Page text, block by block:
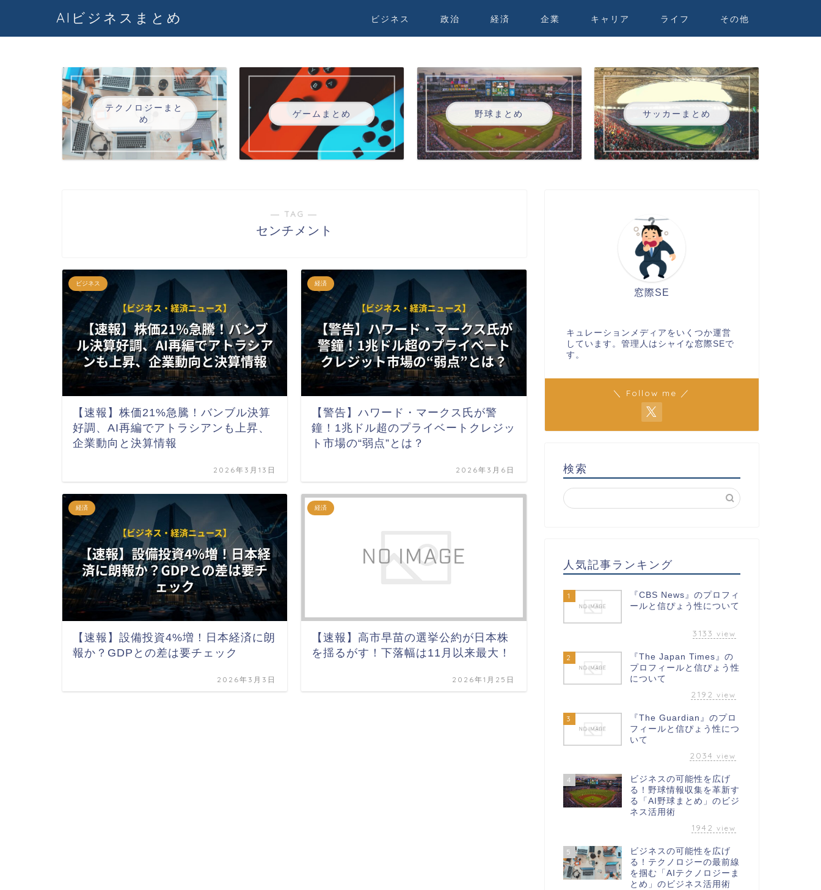
AIビジネスまとめ ビジネス 政治 経済 企業 キャリア ライフ その他
テクノロジーまと
め
ゲームまとめ 野球まとめ サッカーまとめ
― TAG ―
センチメント
ビジネス
【速報】株価21%急騰！バンブル決算
好調、AI再編でアトラシアンも上昇、
企業動向と決算情報
2026年3月13日
経済
【警告】ハワード・マークス氏が警
鐘！1兆ドル超のプライベートクレジッ
ト市場の“弱点”とは？
2026年3月6日
経済
【速報】設備投資4%増！日本経済に朗
報か？GDPとの差は要チェック
2026年3月3日
経済
【速報】高市早苗の選挙公約が日本株
を揺るがす！下落幅は11月以来最大！
2026年1月25日
窓際SE
キュレーションメディアをいくつか運営
しています。管理人はシャイな窓際SEで
す。
＼ Follow me ／
検索
人気記事ランキング
1
『CBS News』のプロフィ
ールと信ぴょう性について
3133 view
2
『The Japan Times』の
プロフィールと信ぴょう性
について
2192 view
3
『The Guardian』のプロ
フィールと信ぴょう性につ
いて
2034 view
4
ビジネスの可能性を広げ
る！野球情報収集を革新す
る「AI野球まとめ」のビジ
ネス活用術
1942 view
5
ビジネスの可能性を広げ
る！テクノロジーの最前線
を掴む「AIテクノロジーま
とめ」のビジネス活用術